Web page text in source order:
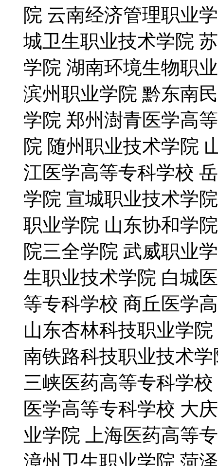
院 云南经济管理职业
城卫生职业技术学院
学院 湖南环境生物职
滨州职业学院 黔东南
学院 郑州澍青医学高
院 随州职业技术学院
江医学高等专科学校
学院 宣城职业技术学
职业学院 山东协和学
院三全学院 武威职业
生职业技术学院 白城
等专科学校 商丘医学
山东杏林科技职业学
南铁路科技职业技术
三峡医药高等专科学
医学高等专科学校 大
业学院 上海医药高等
漳州卫生职业学院 菏